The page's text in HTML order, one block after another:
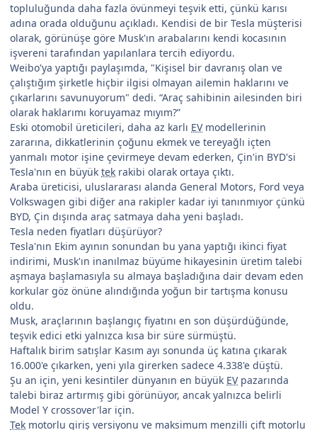
topluluğunda daha fazla övünmeyi teşvik etti, çünkü karısı
adına orada olduğunu açıkladı. Kendisi de bir Tesla müşterisi
olarak, görünüşe göre Musk'ın arabalarını kendi kocasının
işvereni tarafından yapılanlara tercih ediyordu.
Weibo'ya yaptığı paylaşımda, "Kişisel bir davranış olan ve
çalıştığım şirketle hiçbir ilgisi olmayan ailemin haklarını ve
çıkarlarını savunuyorum" dedi. “Araç sahibinin ailesinden biri
olarak haklarımı koruyamaz mıyım?”
Eski otomobil üreticileri, daha az karlı EVmodellerinin
zararına, dikkatlerinin çoğunu ekmek ve tereyağlı içten
yanmalı motor işine çevirmeye devam ederken, Çin'in BYD'si
Tesla'nın en büyük tek rakibi olarak ortaya çıktı.
Araba üreticisi, uluslararası alanda General Motors, Ford veya
Volkswagen gibi diğer ana rakipler kadar iyi tanınmıyor çünkü
BYD, Çin dışında araç satmaya daha yeni başladı.
Tesla neden fiyatları düşürüyor?
Tesla'nın Ekim ayının sonundan bu yana yaptığı ikinci fiyat
indirimi, Musk'ın inanılmaz büyüme hikayesinin üretim talebi
aşmaya başlamasıyla su almaya başladığına dair devam eden
korkular göz önüne alındığında yoğun bir tartışma konusu
oldu.
Musk, araçlarının başlangıç fiyatını en son düşürdüğünde,
teşvik edici etki yalnızca kısa bir süre sürmüştü.
Haftalık birim satışlar Kasım ayı sonunda üç katına çıkarak
16.000'e çıkarken, yeni yıla girerken sadece 4.338'e düştü.
Şu an için, yeni kesintiler dünyanın en büyük EVpazarında
talebi biraz artırmış gibi görünüyor, ancak yalnızca belirli
Model Y crossover'lar için.
Tek motorlu giriş versiyonu ve maksimum menzilli çift motorlu